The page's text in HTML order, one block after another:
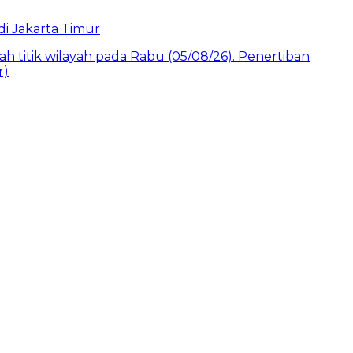
Jakarta Timur